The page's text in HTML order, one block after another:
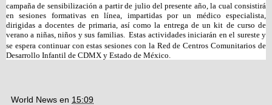
campaña de sensibilización a partir de julio del presente año, la cual consistirá
en sesiones formativas en línea, impartidas por un médico especialista,
dirigidas a docentes de primaria, así como la entrega de un kit de curso de
verano a niñas, niños y sus familias.
Estas actividades iniciarán en el sureste y
se espera continuar con estas sesiones con la Red de Centros Comunitarios de
Desarrollo Infantil de CDMX y Estado de México.
World News en 15:09